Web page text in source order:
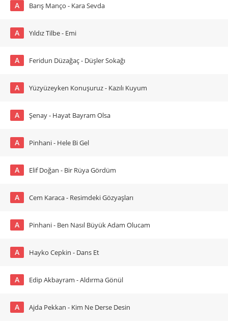
A Barış Manço - Kara Sevda
A Yıldız Tilbe - Emi
A Feridun Düzağaç - Düşler Sokağı
A Yüzyüzeyken Konuşuruz - Kazılı Kuyum
A Şenay - Hayat Bayram Olsa
A Pinhani - Hele Bi Gel
A Elif Doğan - Bir Rüya Gördüm
A Cem Karaca - Resimdeki Gözyaşları
A Pinhani - Ben Nasıl Büyük Adam Olucam
A Hayko Cepkin - Dans Et
A Edip Akbayram - Aldırma Gönül
A Ajda Pekkan - Kim Ne Derse Desin